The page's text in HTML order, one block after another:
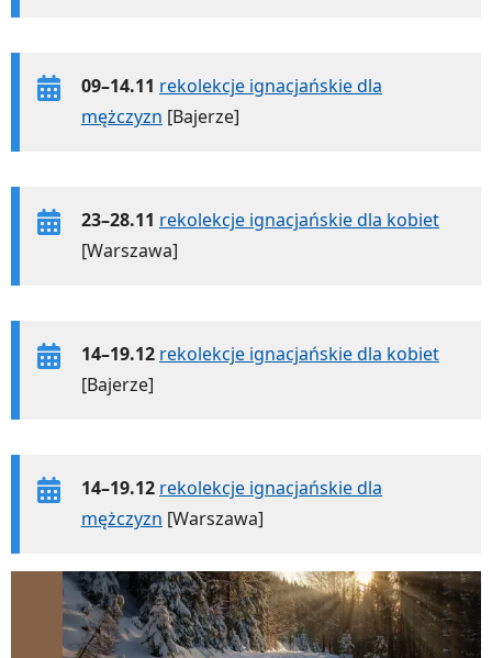
09–14.11 rekolekcje ignacjańskie dla
mężczyzn [Bajerze]
23–28.11 rekolekcje ignacjańskie dla kobiet
[Warszawa]
14–19.12 rekolekcje ignacjańskie dla kobiet
[Bajerze]
14–19.12 rekolekcje ignacjańskie dla
mężczyzn [Warszawa]